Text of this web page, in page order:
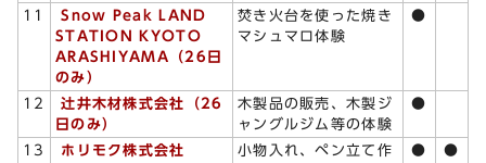
11
Snow Peak LAND
STATION KYOTO
ARASHIYAMA（26日
のみ）
焚き火台を使った焼き
マシュマロ体験
●
12
辻井木材株式会社（26
日のみ）
木製品の販売、木製ジ
ャングルジム等の体験
●
13 ホリモク株式会社
小物入れ、ペン立て作
● ●